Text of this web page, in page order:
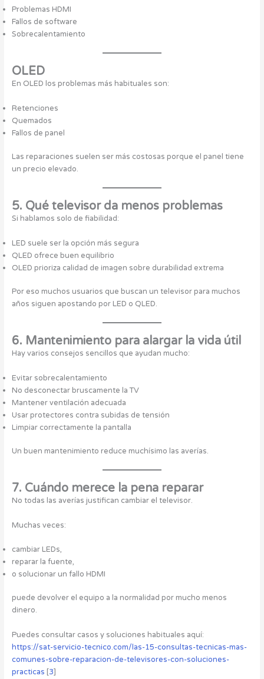
Problemas HDMI
Fallos de software
Sobrecalentamiento
OLED
En OLED los problemas más habituales son:
Retenciones
Quemados
Fallos de panel
Las reparaciones suelen ser más costosas porque el panel tiene
un precio elevado.
5. Qué televisor da menos problemas
Si hablamos solo de fiabilidad:
LED suele ser la opción más segura
QLED ofrece buen equilibrio
OLED prioriza calidad de imagen sobre durabilidad extrema
Por eso muchos usuarios que buscan un televisor para muchos
años siguen apostando por LED o QLED.
6. Mantenimiento para alargar la vida útil
Hay varios consejos sencillos que ayudan mucho:
Evitar sobrecalentamiento
No desconectar bruscamente la TV
Mantener ventilación adecuada
Usar protectores contra subidas de tensión
Limpiar correctamente la pantalla
Un buen mantenimiento reduce muchísimo las averías.
7. Cuándo merece la pena reparar
No todas las averías justifican cambiar el televisor.
Muchas veces:
cambiar LEDs,
reparar la fuente,
o solucionar un fallo HDMI
puede devolver el equipo a la normalidad por mucho menos
dinero.
Puedes consultar casos y soluciones habituales aquí:
https://sat-servicio-tecnico.com/las-15-consultas-tecnicas-mas-
comunes-sobre-reparacion-de-televisores-con-soluciones-
practicas [3]